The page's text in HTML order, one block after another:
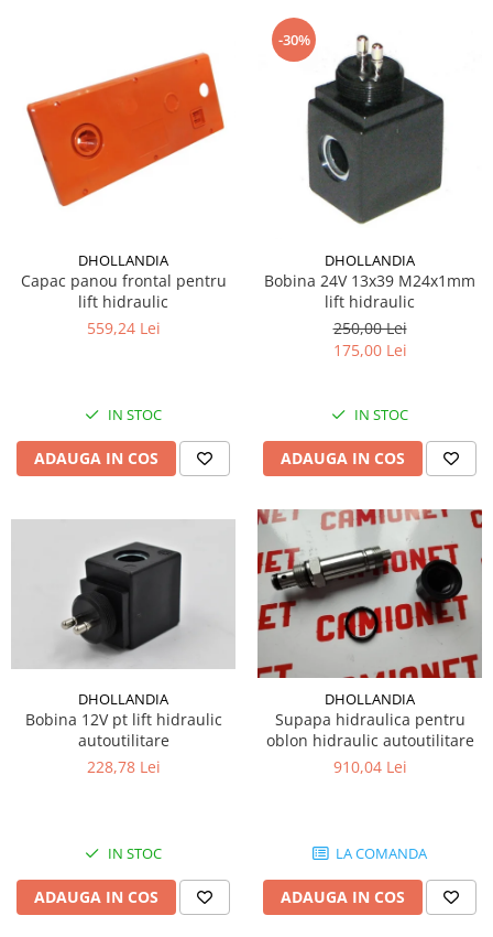
DHOLLANDIA
Capac panou frontal pentru
lift hidraulic
559,24 Lei
IN STOC
ADAUGA IN COS
-30%
DHOLLANDIA
Bobina 24V 13x39 M24x1mm
lift hidraulic
250,00 Lei
175,00 Lei
IN STOC
ADAUGA IN COS
DHOLLANDIA
Bobina 12V pt lift hidraulic
autoutilitare
228,78 Lei
IN STOC
ADAUGA IN COS
DHOLLANDIA
Supapa hidraulica pentru
oblon hidraulic autoutilitare
910,04 Lei
LA COMANDA
ADAUGA IN COS